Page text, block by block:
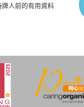
牌人前的有用資料